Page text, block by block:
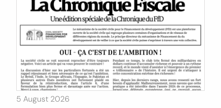
5 August 2026